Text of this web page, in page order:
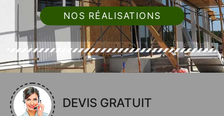
NOS RÉALISATIONS
DEVIS GRATUIT